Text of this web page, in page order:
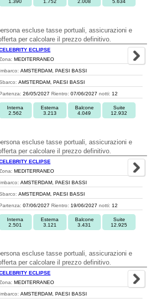
1.390 1.752 2.008 5.634
escluse tasse portuali, assicurazioni e
per calcolare il prezzo definitivo.
ECLIPSE
MEDITERRANEO
Imbarco: AMSTERDAM, PAESI BASSI
AMSTERDAM, PAESI BASSI
26/05/2027 Rientro: 07/06/2027 notti: 12
Interna
2.562
Esterna
3.213
Balcone
4.049
Suite
12.932
escluse tasse portuali, assicurazioni e
per calcolare il prezzo definitivo.
ECLIPSE
MEDITERRANEO
Imbarco: AMSTERDAM, PAESI BASSI
AMSTERDAM, PAESI BASSI
07/06/2027 Rientro: 19/06/2027 notti: 12
Interna
2.501
Esterna
3.121
Balcone
3.431
Suite
12.925
escluse tasse portuali, assicurazioni e
per calcolare il prezzo definitivo.
ECLIPSE
MEDITERRANEO
Imbarco: AMSTERDAM, PAESI BASSI